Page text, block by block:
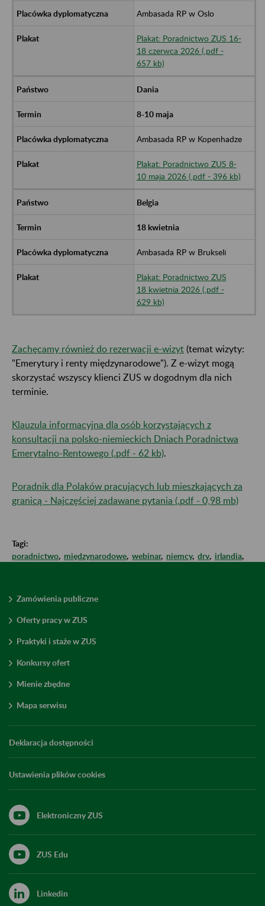
Ambasada RP w Oslo
Plakat: Poradnictwo ZUS 16-
18 czerwca 2026 (.pdf -
657 kb)
Dania
8-10 maja
Ambasada RP w Kopenhadze
Plakat: Poradnictwo ZUS 8-
10 maja 2026 (.pdf - 396 kb)
Belgia
18 kwietnia
Ambasada RP w Brukseli
Plakat: Poradnictwo ZUS
18 kwietnia 2026 (.pdf -
629 kb)
Zachęcamy również do rezerwacji e-wizyt (temat wizyty:
"Emerytury i renty międzynarodowe"). Z e-wizyt mogą
skorzystać wszyscy klienci ZUS w dogodnym dla nich
terminie.
Klauzula informacyjna dla osób korzystających z
konsultacji na polsko-niemieckich Dniach Poradnictwa
Emerytalno-Rentowego (.pdf - 62 kb).
Poradnik dla Polaków pracujących lub mieszkających za
granicą - Najczęściej zadawane pytania (.pdf - 0,98 mb)
Tagi:
poradnictwo, międzynarodowe, webinar, niemcy, drv, irlandia,
Zamówienia publiczne
Oferty pracy w ZUS
Praktyki i staże w ZUS
Konkursy ofert
Mienie zbędne
Mapa serwisu
Deklaracja dostępności
Ustawienia plików cookies
Elektroniczny ZUS
ZUS Edu
Linkedin